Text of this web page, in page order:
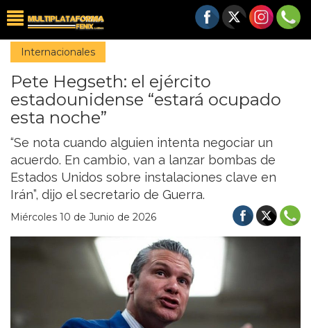
Internacionales
Pete Hegseth: el ejército
estadounidense “estará ocupado
esta noche”
“Se nota cuando alguien intenta negociar un
acuerdo. En cambio, van a lanzar bombas de
Estados Unidos sobre instalaciones clave en
Irán”, dijo el secretario de Guerra.
Miércoles 10 de Junio de 2026